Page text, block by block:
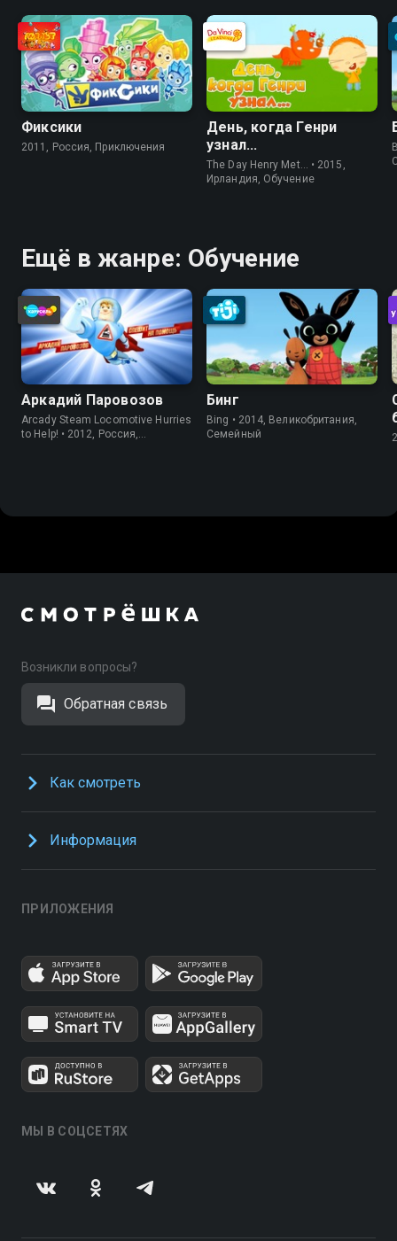
Фиксики
2011, Россия, Приключения
День, когда Генри
узнал...
The Day Henry Met… • 2015,
Ирландия, Обучение
Ещё в жанре: Обучение
Аркадий Паровозов
Arcady Steam Locomotive Hurries
to Help! • 2012, Россия,
Бинг
Bing • 2014, Великобритания,
Cемейный
Возникли вопросы?
Обратная связь
Как смотреть
Информация
ПРИЛОЖЕНИЯ
МЫ В СОЦСЕТЯХ